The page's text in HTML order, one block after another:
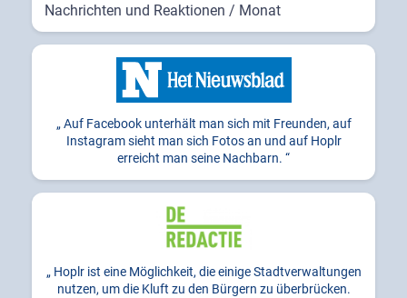
Nachrichten und Reaktionen / Monat
Auf Facebook unterhält man sich mit Freunden, auf
Instagram sieht man sich Fotos an und auf Hoplr
erreicht man seine Nachbarn.
Hoplr ist eine Möglichkeit, die einige Stadtverwaltungen
nutzen, um die Kluft zu den Bürgern zu überbrücken.